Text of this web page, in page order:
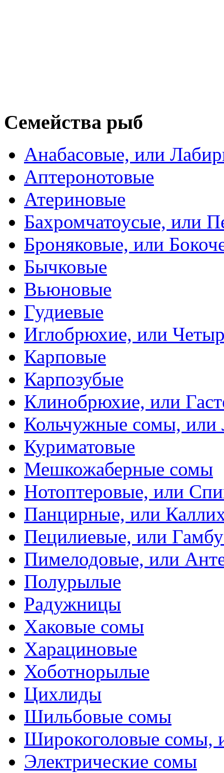
Семейства рыб
Анабасовые, или
Аптеронотовые
Атериновые
Бахромчатоусые, или
Броняковые, или
Бычковые
Вьюновые
Гудиевые
Иглобрюхие, или
Карповые
Карпозубые
Клинобрюхие, или
Кольчужные сомы, или
Куриматовые
Мешкожаберные сомы
Нотоптеровые, или
Панцирные, или
Пецилиевые, или
Пимелодовые, или
Полурылые
Радужницы
Хаковые сомы
Харациновые
Хоботнорылые
Цихлиды
Шильбовые сомы
Широкоголовые сомы,
Электрические сомы